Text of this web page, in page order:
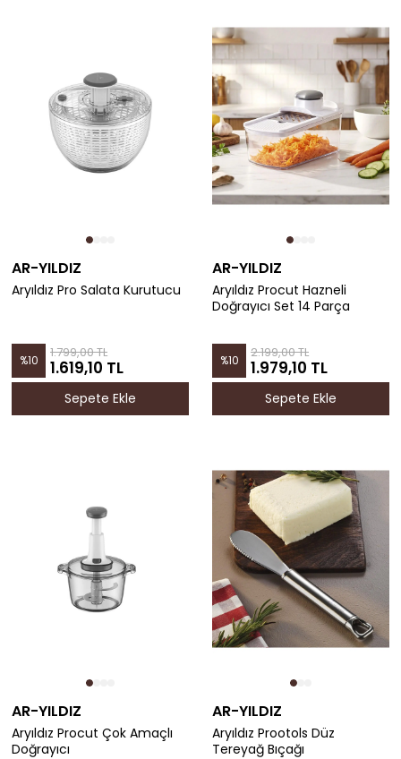
AR-YILDIZ
Aryıldız Pro Salata Kurutucu
%10 1.799,00 TL
1.619,10 TL
Sepete Ekle
AR-YILDIZ
Aryıldız Procut Hazneli
Doğrayıcı Set 14 Parça
%10 2.199,00 TL
1.979,10 TL
Sepete Ekle
AR-YILDIZ
Aryıldız Procut Çok Amaçlı
Doğrayıcı
AR-YILDIZ
Aryıldız Prootols Düz
Tereyağ Bıçağı